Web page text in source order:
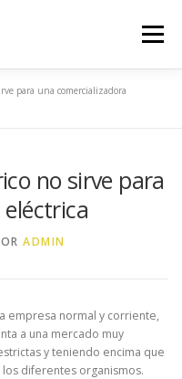
Menú
KIT CONSULTING
para una comercializadora
no sirve para
ADMIN
empresa normal y corriente,
a una mercado muy
y teniendo encima que
diferentes organismos.